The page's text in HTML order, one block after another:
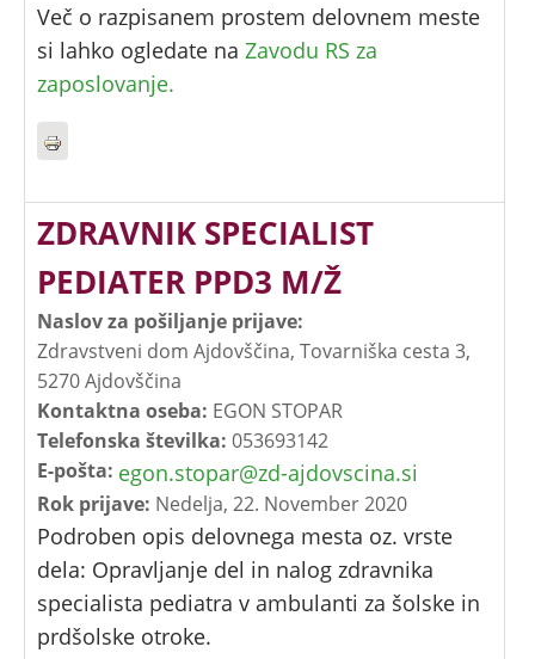
Več o razpisanem prostem delovnem meste
si lahko ogledate na Zavodu RS za
zaposlovanje.
ZDRAVNIK SPECIALIST
PEDIATER PPD3 M/Ž
Naslov za pošiljanje prijave:
Zdravstveni dom Ajdovščina, Tovarniška cesta 3,
5270 Ajdovščina
Kontaktna oseba: EGON STOPAR
Telefonska številka: 053693142
E-pošta: egon.stopar@zd-ajdovscina.si
Rok prijave: Nedelja, 22. November 2020
Podroben opis delovnega mesta oz. vrste
dela: Opravljanje del in nalog zdravnika
specialista pediatra v ambulanti za šolske in
prdšolske otroke.